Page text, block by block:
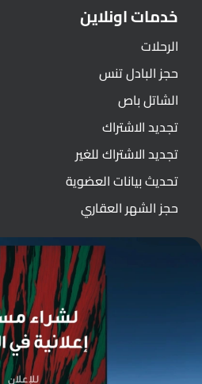
خدمات اونلاين
الرحلات
حجز البادل تنس
الشاتل باص
تجديد الاشتراك
تجديد الاشتراك للغير
تحديث بيانات العضوية
حجز الشهر العقاري